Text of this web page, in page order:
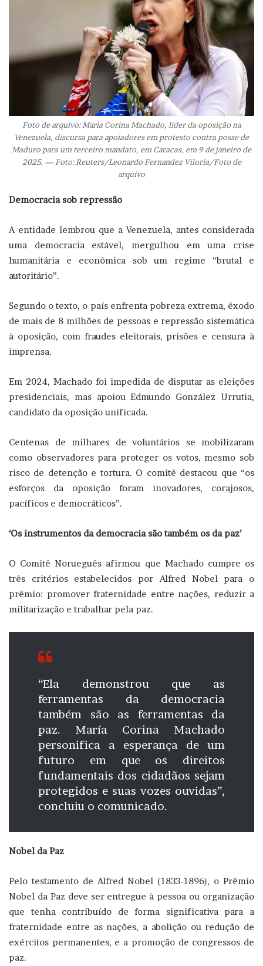
Foto de arquivo: Maria Corina Machado, líder da oposição na
Venezuela, discursa para apoiadores em protesto contra posse de
Maduro para um terceiro mandato, em Caracas, em 9 de janeiro de
2025. — Foto: Reuters/Leonardo Fernandez Viloria/Foto de
arquivo
Democracia sob repressão
A entidade lembrou que a Venezuela, antes considerada
uma democracia estável, mergulhou em uma crise
humanitária e econômica sob um regime “brutal e
autoritário”.
Segundo o texto, o país enfrenta pobreza extrema, êxodo
de mais de 8 milhões de pessoas e repressão sistemática
à oposição, com fraudes eleitorais, prisões e censura à
imprensa.
Em 2024, Machado foi impedida de disputar as eleições
presidenciais, mas apoiou Edmundo González Urrutia,
candidato da oposição unificada.
Centenas de milhares de voluntários se mobilizaram
como observadores para proteger os votos, mesmo sob
risco de detenção e tortura. O comitê destacou que “os
esforços da oposição foram inovadores, corajosos,
pacíficos e democráticos”.
‘Os instrumentos da democracia são também os da paz’
O Comitê Norueguês afirmou que Machado cumpre os
três critérios estabelecidos por Alfred Nobel para o
prêmio: promover fraternidade entre nações, reduzir a
militarização e trabalhar pela paz.
“Ela demonstrou que as
ferramentas da democracia
também são as ferramentas da
paz. María Corina Machado
personifica a esperança de um
futuro em que os direitos
fundamentais dos cidadãos sejam
protegidos e suas vozes ouvidas”,
concluiu o comunicado.
Nobel da Paz
Pelo testamento de Alfred Nobel (1833-1896), o Prêmio
Nobel da Paz deve ser entregue à pessoa ou organização
que tenha contribuído de forma significativa para a
fraternidade entre as nações, a abolição ou redução de
exércitos permanentes, e a promoção de congressos de
paz.